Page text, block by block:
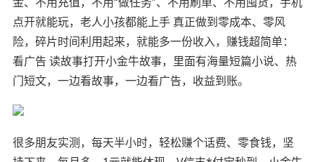
点开就能玩，老人小孩都能上手 真正做到零成本、零风
险，碎片时间利用起来，就能多一份收入，赚钱超简单：
看广告 读故事打开小金牛故事，里面有海量短篇小说、热
门短文，一边看故事，一边看广告，收益到账。
很多朋友实测，每天半小时，轻松赚个话费、零食钱，坚